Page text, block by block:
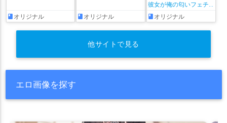
オリジナル オリジナル
彼女が俺の匂いフェチ
だと発覚したらもう――!
オリジナル
他サイトで見る
エロ画像を探す